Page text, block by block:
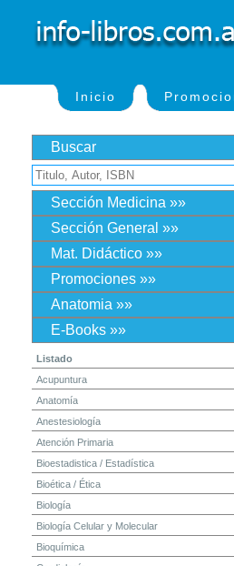
Inicio
Buscar
Sección Medicina »»
Sección General »»
Mat. Didáctico »»
Promociones »»
Anatomia »»
E-Books »»
Listado
Acupuntura
Anatomía
Anestesiología
Atención Primaria
Bioestadistica / Estadística
Bioética / Ética
Biología
Biología Celular y Molecular
Bioquímica